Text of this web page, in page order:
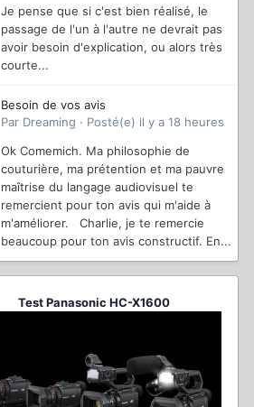
Je pense que si c'est bien réalisé, le
passage de l'un à l'autre ne devrait pas
avoir besoin d'explication, ou alors très
courte...
Besoin de vos avis
Par Dreaming · Posté(e) il y a 18 heures
Ok Comemich. Ma philosophie de
couturière, ma prétention et ma pauvre
maîtrise du langage audiovisuel te
remercient pour ton avis qui m'aide à
m'améliorer. Charlie, je te remercie
beaucoup pour ton avis constructif. En...
Test Panasonic HC-X1600